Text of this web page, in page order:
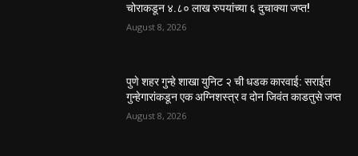
चोराकडून ४.८० लाख रुपयांच्या ६ दुचाक्या जप्त!
August 8, 2026
पुणे शहर गुन्हे शाखा युनिट २ ची धडक कारवाई: सराईत
गुन्हेगारांकडून एक अग्निशस्त्र व दोन जिवंत काडतुसे जप्त
August 8, 2026